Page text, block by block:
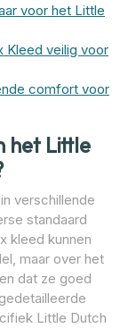
voor het Little
Kleed veilig voor
comfort voor
het Little
verschillende
standaard
kleed kunnen
maar over het
dat ze goed
Little Dutch